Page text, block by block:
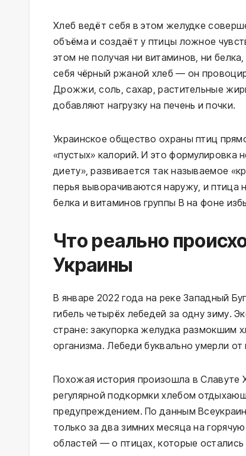
Хлеб ведёт себя в этом желудке
объёма и создаёт у птицы ложное
этом не получая ни витаминов, ни
себя чёрный ржаной хлеб — он
Дрожжи, соль, сахар, растительные
добавляют нагрузку на печень и почки.
Украинское общество охраны птиц
«пустых» калорий. И это формулировка
диету», развивается так называемое
перья выворачиваются наружу, и птица
белка и витаминов группы B на фоне
Что реально
Украины
В январе 2022 года на реке Западный
гибель четырёх лебедей за одну зиму.
стране: закупорка желудка размокшим
организма. Лебеди буквально умерли
Похожая история произошла в Славуте
регулярной подкормки хлебом
предупреждением. По данным
только за два зимних месяца на
областей — о птицах, которые